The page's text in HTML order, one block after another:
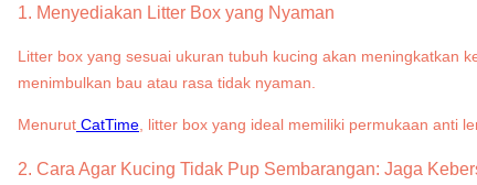
1. Menyediakan Litter Box yang Nyaman
Litter box yang sesuai ukuran tubuh kucing akan meningkatkan
menimbulkan bau atau rasa tidak nyaman.
Menurut CatTime , litter box yang ideal memiliki permukaan anti
2. Cara Agar Kucing Tidak Pup Sembarangan: Jaga